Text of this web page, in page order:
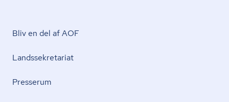
Bliv en del af AOF
Lands­se­kre­ta­ri­at
Presserum